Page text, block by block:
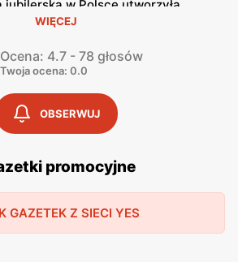
jubilerska w Polsce utworzyła
oraz media społecznościowe.
zespół projektantów firmy oraz
biżuterii
marki tworzą swoje produkty z
ich wewnętrzny blask. W
obrączki, pierścionki, kolczyki,
z certyfikatami oraz charmsy.
WIĘCEJ
Ocena: 4.7 - 78 głosów
Twoja ocena: 0.0
OBSERWUJ
promocyjne
GAZETEK Z SIECI YES